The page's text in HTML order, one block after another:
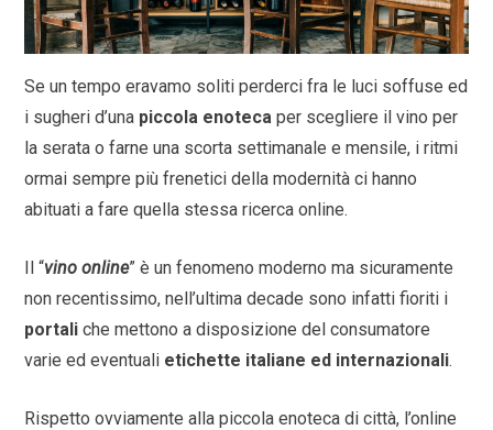
Se un tempo eravamo soliti perderci fra le luci soffuse ed
i sugheri d’una piccola enoteca per scegliere il vino per
la serata o farne una scorta settimanale e mensile, i ritmi
ormai sempre più frenetici della modernità ci hanno
abituati a fare quella stessa ricerca online.
Il “vino online” è un fenomeno moderno ma sicuramente
non recentissimo, nell’ultima decade sono infatti fioriti i
portali che mettono a disposizione del consumatore
varie ed eventuali etichette italiane ed internazionali.
Rispetto ovviamente alla piccola enoteca di città, l’online